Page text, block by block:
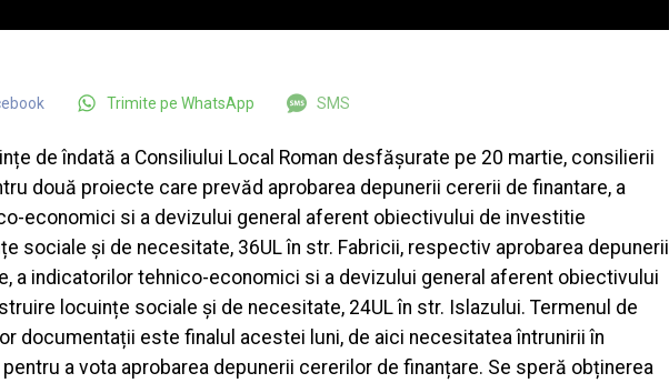
Trimite pe WhatsApp SMS
de îndată a Consiliului Local Roman desfășurate pe 20 martie, consilierii
două proiecte care prevăd aprobarea depunerii cererii de finantare, a
economici si a devizului general aferent obiectivului de investitie
sociale și de necesitate, 36UL în str. Fabricii, respectiv aprobarea depunerii
a indicatorilor tehnico-economici si a devizului general aferent obiectivului
locuințe sociale și de necesitate, 24UL în str. Islazului. Termenul de
documentații este finalul acestei luni, de aici necesitatea întrunirii în
a vota aprobarea depunerii cererilor de finanțare. Se speră obținerea